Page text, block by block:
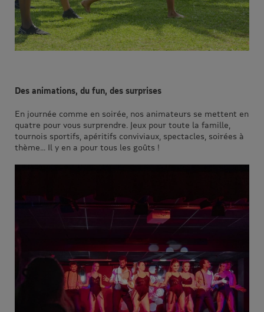
Des animations, du fun, des surprises
En journée comme en soirée, nos animateurs se mettent en
quatre pour vous surprendre. Jeux pour toute la famille,
tournois sportifs, apéritifs conviviaux, spectacles, soirées à
thème... Il y en a pour tous les goûts !